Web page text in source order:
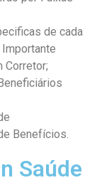
de cada
Corretor;
Benefícios.
Saúde